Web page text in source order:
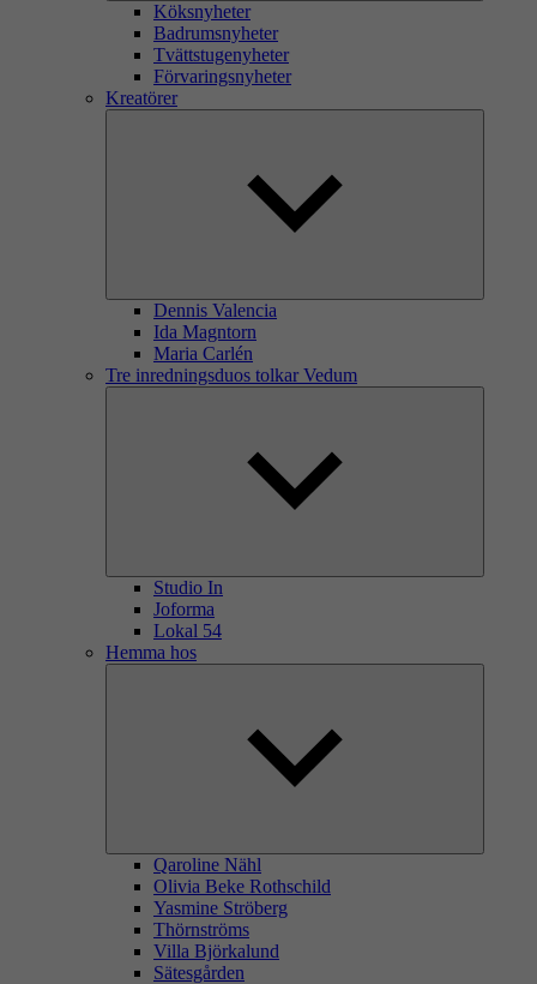
Köksnyheter
Badrumsnyheter
Tvättstugenyheter
Förvaringsnyheter
Kreatörer
Dennis Valencia
Ida Magntorn
Maria Carlén
Tre inredningsduos tolkar Vedum
Studio In
Joforma
Lokal 54
Hemma hos
Qaroline Nähl
Olivia Beke Rothschild
Yasmine Ströberg
Thörnströms
Villa Björkalund
Sätesgården